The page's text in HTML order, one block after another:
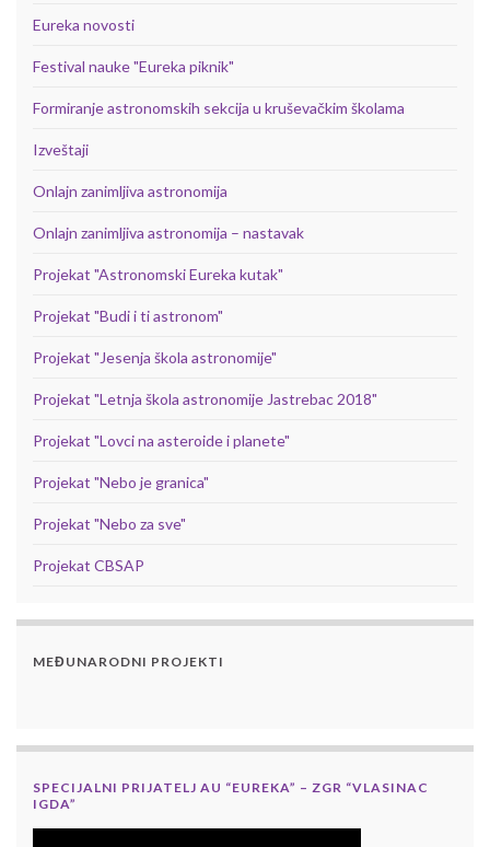
Eureka novosti
Festival nauke "Eureka piknik"
Formiranje astronomskih sekcija u kruševačkim školama
Izveštaji
Onlajn zanimljiva astronomija
Onlajn zanimljiva astronomija – nastavak
Projekat "Astronomski Eureka kutak"
Projekat "Budi i ti astronom"
Projekat "Jesenja škola astronomije"
Projekat "Letnja škola astronomije Jastrebac 2018"
Projekat "Lovci na asteroide i planete"
Projekat "Nebo je granica"
Projekat "Nebo za sve"
Projekat CBSAP
MEĐUNARODNI PROJEKTI
SPECIJALNI PRIJATELJ AU “EUREKA” – ZGR “VLASINAC
IGDA”